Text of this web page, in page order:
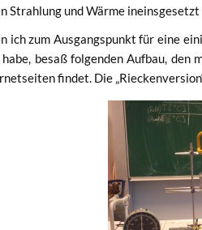
Strah­lung und Wär­me ineinsge­setzt
ich zum Aus­gangs­punkt für eine
besaß fol­gen­den Auf­bau,
fin­det. Die